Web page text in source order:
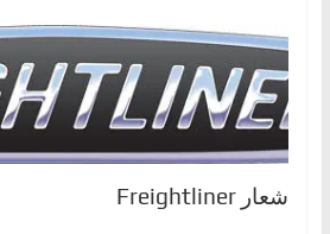
شعار Freightliner